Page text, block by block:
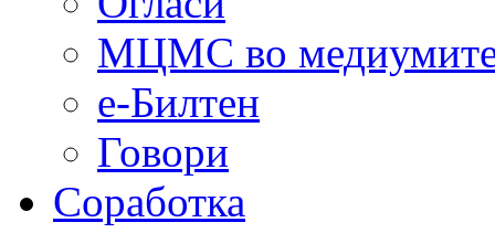
МЦМС во
е-Билтен
Говори
Соработка